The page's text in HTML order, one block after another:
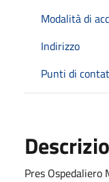
Modalità di
Indirizzo
Punti di
Pres Ospedaliero